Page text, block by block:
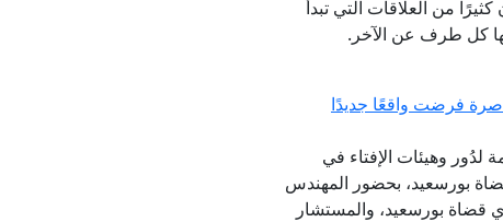
من العلاقات التي تبدأ
كل طرف عن الآخر.
فرضت واقعًا جديدًا
لدُور وهيئات الإفتاء في
بورسعيد، بحضور المهندس
قضاة بورسعيد، والمستشار